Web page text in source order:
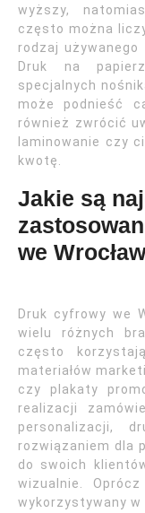
wyższy,
często można
rodzaj używanego
Druk na
specjalnych
może podnieść
również zwrócić
laminowanie czy
kwotę.
Jakie są
we
Druk cyfrowy we
wielu różnych
często
materiałów
czy plakaty
realizacji
personalizacji,
rozwiązaniem dla
do swoich
wizualnie.
wykorzystywany